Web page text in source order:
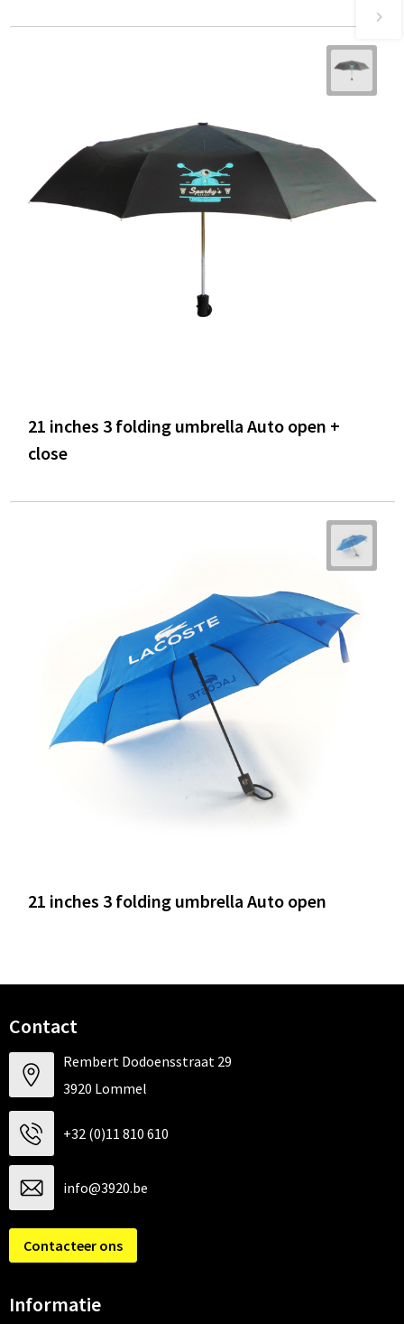
21 inches 3 folding umbrella Auto open +
close
21 inches 3 folding umbrella Auto open
Contact
Rembert Dodoensstraat 29
3920 Lommel
+32 (0)11 810 610
info@3920.be
Contacteer ons
Informatie